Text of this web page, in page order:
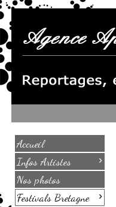
Accueil
Infos Artistes
›
Nos photos
Festivals Bretagne
›